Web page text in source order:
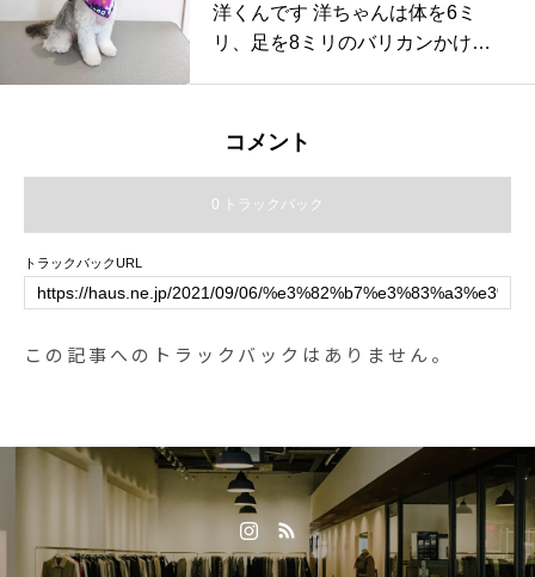
洋くんです 洋ちゃんは体を6ミ
リ、足を8ミリのバリカンかけて
コメント
0 トラックバック
トラックバックURL
この記事へのトラックバックはありません。